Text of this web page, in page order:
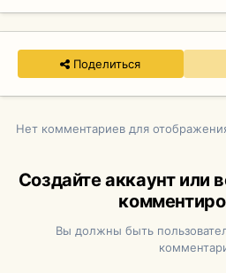
Поделиться
Нет комментариев для
Создайте аккаунт или
Вы должны быть